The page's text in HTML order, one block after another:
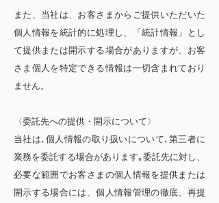
また、当社は、お客さまからご提供いただいた
個人情報を統計的に処理し、「統計情報」とし
て提供または開示する場合がありますが、お客
さま個人を特定できる情報は一切含まれており
ません。
〈委託先への提供・開示について〉
当社は､個人情報の取り扱いについて､第三者に
業務を委託する場合があります｡委託先に対し、
必要な範囲でお客さまの個人情報を提供または
開示する場合には、個人情報管理の徹底、再提